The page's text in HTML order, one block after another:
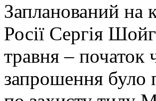
Запланований на
Росії Сергія
травня – початок
запрошення було